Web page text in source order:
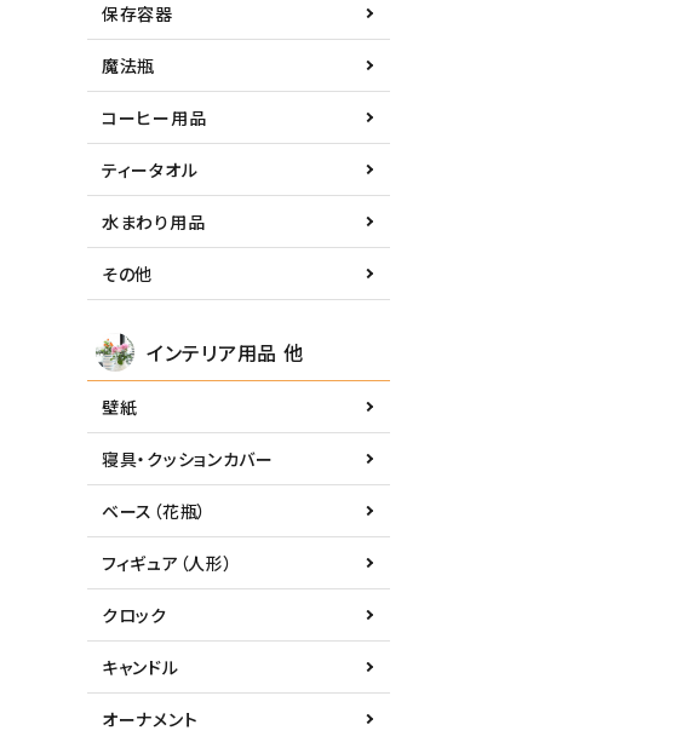
保存容器
魔法瓶
コーヒー用品
ティータオル
水まわり用品
その他
インテリア用品 他
壁紙
寝具・クッションカバー
ベース（花瓶）
フィギュア（人形）
クロック
キャンドル
オーナメント